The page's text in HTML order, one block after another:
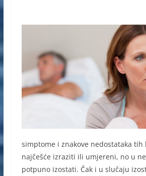
simptome i znakove nedostataka tih
najčešće izraziti ili umjereni, no u
potpuno izostati. Čak i u slučaju